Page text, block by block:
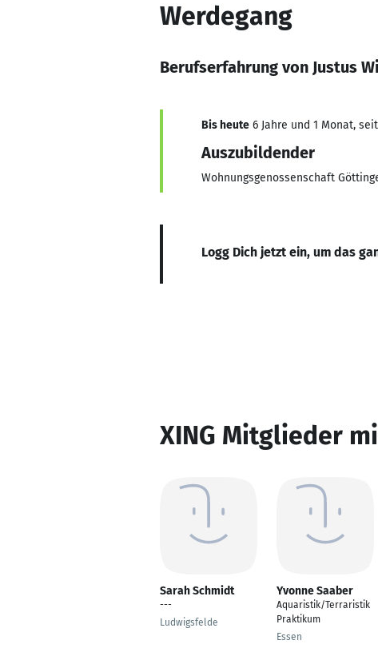
Werdegang
Berufserfahrung von Justus
Bis heute 6 Jahre und 1 Monat,
Auszubildender
Wohnungsgenossenschaft
Logg Dich jetzt ein, um das
XING Mitglieder
Sarah Schmidt
---
Ludwigsfelde
Yvonne Saaber
Aquaristik/Terraristik
Praktikum
Essen